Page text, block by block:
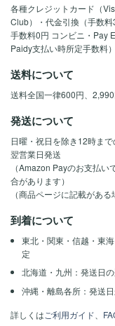
各種クレジットカード（
Club）・代金引換（手数
手数料0円 コンビニ・Pay
Paidy支払い時所定手数料
送料について
送料全国一律600円、
発送について
日曜・祝日を除き12時ま
翌営業日発送
（Amazon Payのお支払
合があります）
（商品ページに記載があ
到着について
東北・関東・信越・東
定
北海道・九州：発送日
沖縄・離島各所：発送
詳しくはご利用ガイド